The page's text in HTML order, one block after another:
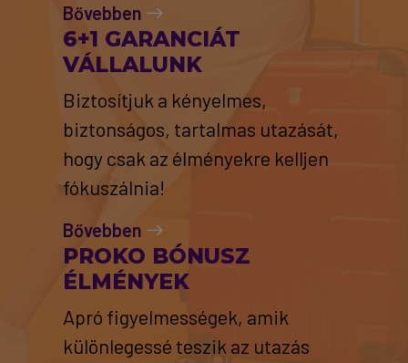
Bővebben
6+1 GARANCIÁT
VÁLLALUNK
Biztosítjuk a kényelmes,
biztonságos, tartalmas utazását,
hogy csak az élményekre kelljen
fókuszálnia!
Bővebben
PROKO BÓNUSZ
ÉLMÉNYEK
Apró figyelmességek, amik
különlegessé teszik az utazás